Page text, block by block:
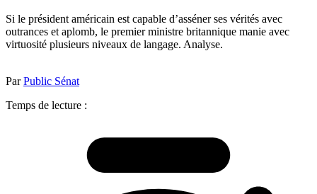
Si le président américain est capable d’asséner ses vérités avec
outrances et aplomb, le premier ministre britannique manie avec
virtuosité plusieurs niveaux de langage. Analyse.
ParPublic Sénat
Temps de lecture :